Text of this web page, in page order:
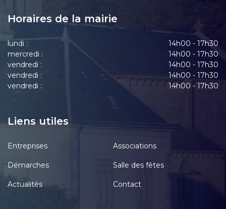
Horaires de la mairie
lundi :
14h00 - 17h30
mercredi :
14h00 - 17h30
vendredi :
14h00 - 17h30
vendredi :
14h00 - 17h30
vendredi :
14h00 - 17h30
Liens utiles
Entreprises Associations
Démarches Salle des fêtes
Actualités Contact